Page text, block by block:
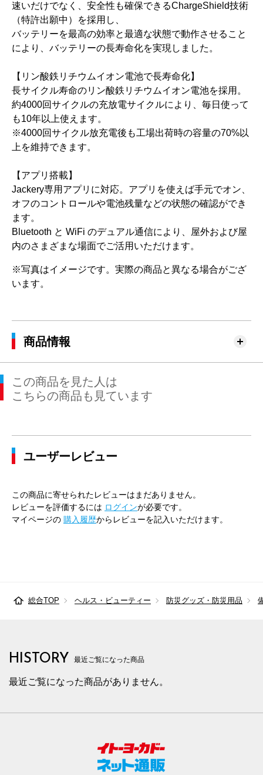
速いだけでなく、安全性も確保できるChargeShield技術
（特許出願中）を採用し、
バッテリーを最高の効率と最適な状態で動作させること
により、バッテリーの長寿命化を実現しました。
【リン酸鉄リチウムイオン電池で長寿命化】
長サイクル寿命のリン酸鉄リチウムイオン電池を採用。
約4000回サイクルの充放電サイクルにより、毎日使って
も10年以上使えます。
※4000回サイクル放充電後も工場出荷時の容量の70%以
上を維持できます。
【アプリ搭載】
Jackery専用アプリに対応。アプリを使えば手元でオン、
オフのコントロールや電池残量などの状態の確認ができ
ます。
Bluetooth と WiFi のデュアル通信により、屋外および屋
内のさまざまな場面でご活用いただけます。
※写真はイメージです。実際の商品と異なる場合がござ
います。
商品情報
この商品を見た人は
こちらの商品も見ています
ユーザーレビュー
この商品に寄せられたレビューはまだありません。
レビューを評価するには ログインが必要です。
マイページの 購入履歴からレビューを記入いただけます。
総合TOP ヘルス・ビューティー 防災グッズ・防災用品
HISTORY 最近ご覧になった商品
最近ご覧になった商品がありません。